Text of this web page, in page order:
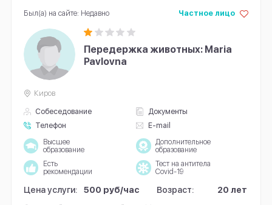
Передержка животных: Maria
Pavlovna
Собеседование
Документы
Телефон
E-mail
Частное лицо
Киров
Высшее
образование
Дополнительное
образование
Есть
рекомендации
Тест на антитела
Covid-19
Цена услуги: 500 руб/час Возраст: 20 лет
Был(а) на сайте: Недавно